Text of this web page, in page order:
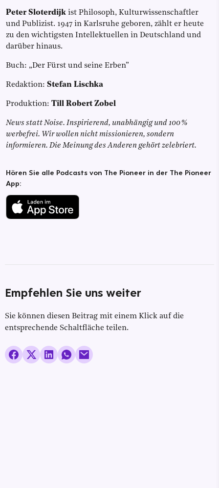
Peter Sloterdijk ist Philosoph, Kulturwissenschaftler
und Publizist. 1947 in Karlsruhe geboren, zählt er heute
zu den wichtigsten Intellektuellen in Deutschland und
darüber hinaus.
Buch: „Der Fürst und seine Erben”
Redaktion: Stefan Lischka
Produktion: Till Robert Zobel
News statt Noise. Inspirierend, unabhängig und 100 %
werbefrei. Wir wollen nicht missionieren, sondern
informieren. Die Meinung des Anderen gehört zelebriert.
Hören Sie alle Podcasts von The Pioneer in der The Pioneer
App:
Empfehlen Sie uns weiter
Sie können diesen Beitrag mit einem Klick auf die
entsprechende Schaltfläche teilen.